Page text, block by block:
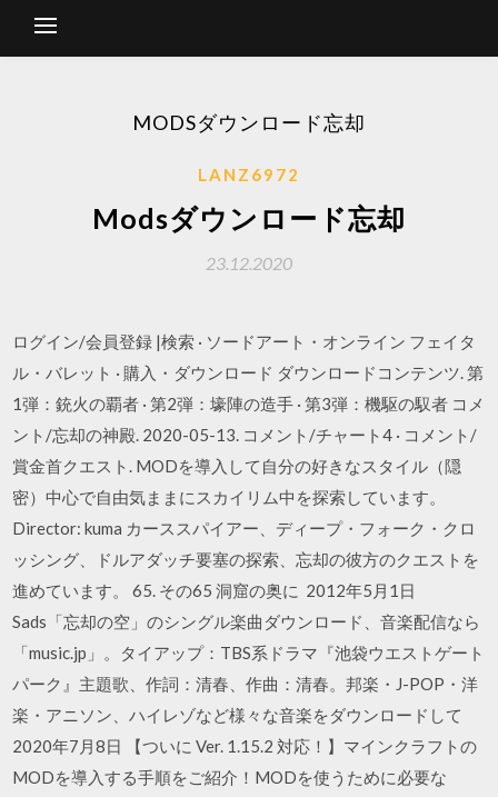
MODSダウンロード忘却
LANZ6972
Modsダウンロード忘却
23.12.2020
ログイン/会員登録 |検索 · ソードアート・オンライン フェイタ
ル・バレット · 購入・ダウンロード ダウンロードコンテンツ. 第
1弾：銃火の覇者 · 第2弾：壕陣の造手 · 第3弾：機駆の馭者 コメ
ント/忘却の神殿. 2020-05-13. コメント/チャート4 · コメント/
賞金首クエスト. MODを導入して自分の好きなスタイル（隠
密）中心で自由気ままにスカイリム中を探索しています。
Director: kuma カーススパイアー、ディープ・フォーク・クロ
ッシング、ドルアダッチ要塞の探索、忘却の彼方のクエストを
進めています。 65. その65 洞窟の奥に 2012年5月1日
Sads「忘却の空」のシングル楽曲ダウンロード、音楽配信なら
「music.jp」。タイアップ：TBS系ドラマ『池袋ウエストゲート
パーク』主題歌、作詞：清春、作曲：清春。邦楽・J-POP・洋
楽・アニソン、ハイレゾなど様々な音楽をダウンロードして
2020年7月8日 【ついに Ver. 1.15.2 対応！】マインクラフトの
MODを導入する手順をご紹介！MODを使うために必要な